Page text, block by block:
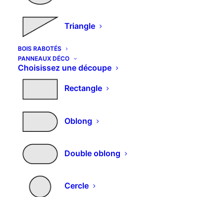
Triangle
BOIS RABOTÉS
PANNEAUX DÉCO
Choisissez une découpe
Rectangle
Oblong
Double oblong
Cercle
accompagner au cours de votre visite du site web,
gérer l’accès à votre compte, et pour d’autres raisons
décrites dans notre
Alternative:
Infos